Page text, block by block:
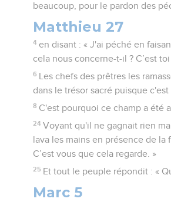
beaucoup, pour le pardon des
Matthieu 27
4 en disant : « J'ai péché en
cela nous concerne-t-il ? C’est
6
Les chefs des prêtres les
dans le trésor sacré puisque
8 C'est pourquoi ce champ a été
24 Voyant qu'il ne gagnait rien
lava les mains en présence de
C’est vous que cela regarde. »
25 Et tout le peuple répondit : «
Marc 5